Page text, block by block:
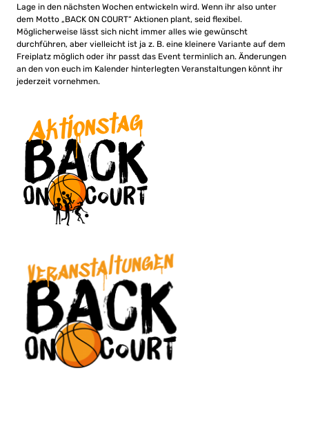
Lage in den nächsten Wochen entwickeln wird. Wenn ihr also unter
dem Motto „BACK ON COURT“ Aktionen plant, seid flexibel.
Möglicherweise lässt sich nicht immer alles wie gewünscht
durchführen, aber vielleicht ist ja z. B. eine kleinere Variante auf dem
Freiplatz möglich oder ihr passt das Event terminlich an. Änderungen
an den von euch im Kalender hinterlegten Veranstaltungen könnt ihr
jederzeit vornehmen.